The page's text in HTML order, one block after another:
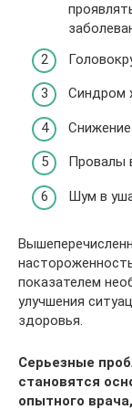
Синдром
Провалы
Шум в
показателем
улучшения
здоровья.
Серьезные
становятся
опытного